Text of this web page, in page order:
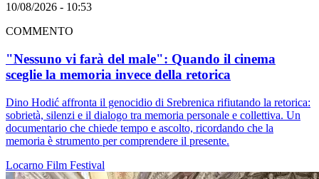
10/08/2026 - 10:53
COMMENTO
"Nessuno vi farà del male": Quando il cinema
sceglie la memoria invece della retorica
Dino Hodić affronta il genocidio di Srebrenica rifiutando la retorica:
sobrietà, silenzi e il dialogo tra memoria personale e collettiva. Un
documentario che chiede tempo e ascolto, ricordando che la
memoria è strumento per comprendere il presente.
Locarno Film Festival